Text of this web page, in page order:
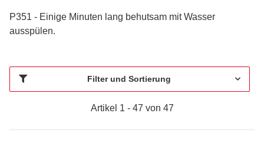
P351 - Einige Minuten lang behutsam mit Wasser
ausspülen.
Filter und Sortierung
Artikel 1 - 47 von 47